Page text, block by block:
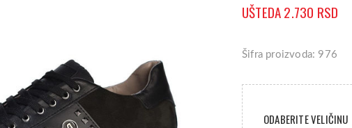
UŠTEDA 2.730 RSD
Šifra proizvoda: 976
ODABERITE VELIČINU